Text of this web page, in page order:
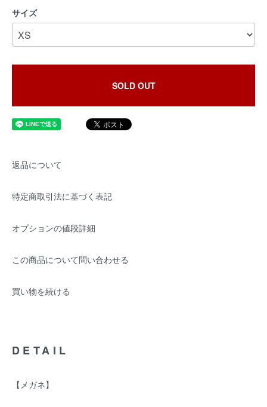
サイズ
SOLD OUT
返品について
特定商取引法に基づく表記
オプションの値段詳細
この商品について問い合わせる
買い物を続ける
DETAIL
【メガネ】